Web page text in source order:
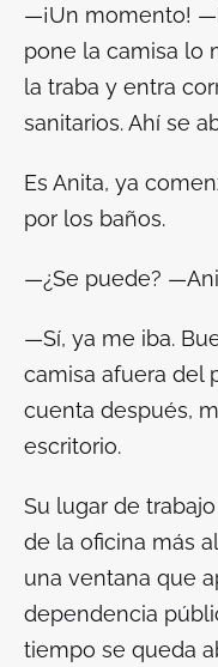
—¡Un momento!
pone la camisa lo
la traba y entra
sanitarios. Ahí se
Es Anita, ya
por los baños.
—¿Se puede?
—Sí, ya me iba.
camisa afuera del
cuenta después,
escritorio.
Su lugar de
de la oficina más
una ventana que
dependencia
tiempo se queda